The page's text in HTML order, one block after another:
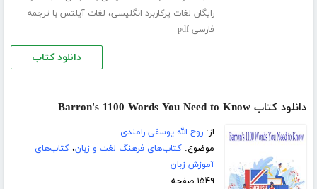
رایگان لغات پرکاربرد انگلیسی، لغات آیلتس با ترجمه
فارسی pdf
دانلود کتاب
دانلود کتاب Barron's 1100 Words You Need to Know
از:روح الله یوسفی رامندی
موضوع:کتاب‌های فرهنگ لغت و زبان،کتاب‌های
آموزش زبان
۱۵۴۹ صفحه